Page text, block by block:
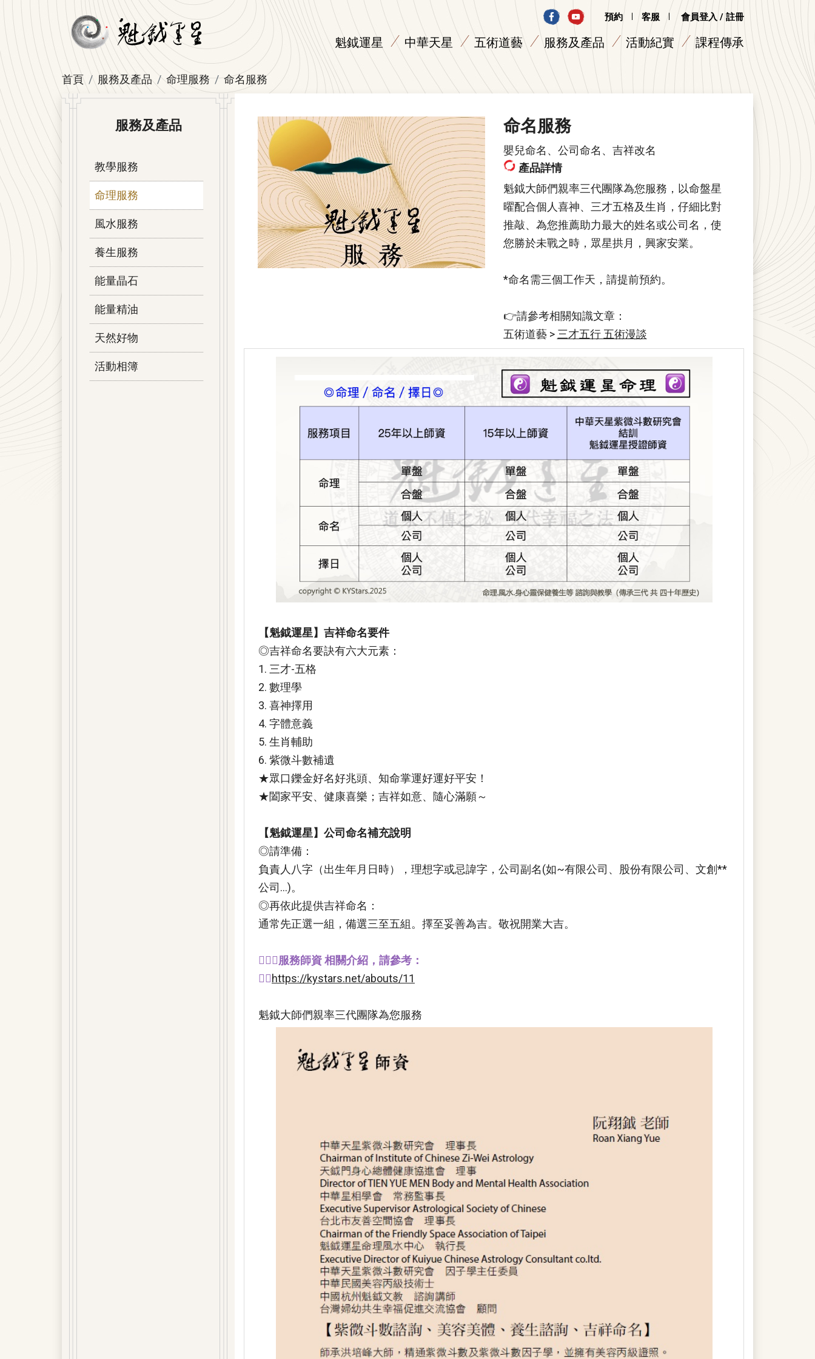
魁鉞運星 中華天星 五術道藝 服務及產品 活動紀實 課程傳承
預約 客服 會員登入 / 註冊
首頁 服務及產品 命理服務 命名服務
服務及產品
教學服務
命理服務
風水服務
養生服務
能量晶石
能量精油
天然好物
活動相簿
命名服務
嬰兒命名、公司命名、吉祥改名
產品詳情
魁鉞大師們親率三代團隊為您服務，以命盤星
曜配合個人喜神、三才五格及生肖，仔細比對
推敲、為您推薦助力最大的姓名或公司名，使
您勝於未戰之時，眾星拱月，興家安業。
*命名需三個工作天，請提前預約。
👉請參考相關知識文章：
五術道藝 > 三才五行 五術漫談
【魁鉞運星】吉祥命名要件
◎吉祥命名要訣有六大元素：
1. 三才-五格
2. 數理學
3. 喜神擇用
4. 字體意義
5. 生肖輔助
6. 紫微斗數補遺
★眾口鑠金好名好兆頭、知命掌運好運好平安！
★闔家平安、健康喜樂；吉祥如意、隨心滿願～
【魁鉞運星】公司命名補充說明
◎請準備：
負責人八字（出生年月日時），理想字或忌諱字，公司副名(如~有限公司、股份有限公司、文創**
公司...)。
◎再依此提供吉祥命名：
通常先正選一組，備選三至五組。擇至妥善為吉。敬祝開業大吉。
💁🏻‍♀️服務師資相關介紹，請參考：
👉🏻https://kystars.net/abouts/11
魁鉞大師們親率三代團隊為您服務